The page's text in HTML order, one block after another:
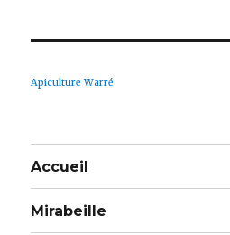
Apiculture Warré
Accueil
Mirabeille